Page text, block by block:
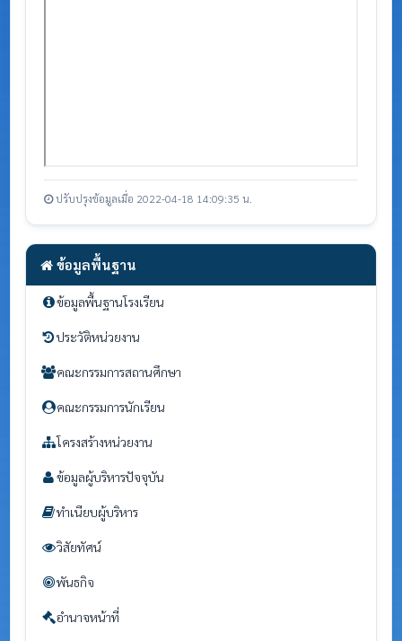
ข้อมูลพื้นฐาน
ข้อมูลพื้นฐานโรงเรียน
ประวัติหน่วยงาน
คณะกรรมการสถานศึกษา
คณะกรรมการนักเรียน
โครงสร้างหน่วยงาน
ข้อมูลผู้บริหารปัจจุบัน
ทำเนียบผู้บริหาร
วิสัยทัศน์
พันธกิจ
อำนาจหน้าที่
ปรับปรุงข้อมูลเมื่อ 2022-04-18 14:09:35 น.